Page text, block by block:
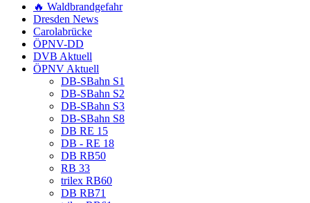
🔥 Waldbrandgefahr
Dresden News
Carolabrücke
ÖPNV-DD
DVB Aktuell
ÖPNV Aktuell
DB-SBahn S1
DB-SBahn S2
DB-SBahn S3
DB-SBahn S8
DB RE 15
DB - RE 18
DB RB50
RB 33
trilex RB60
DB RB71